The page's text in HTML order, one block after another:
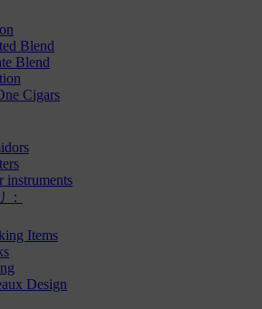
Blend
Blend
Cigars
instruments
：
Items
Design